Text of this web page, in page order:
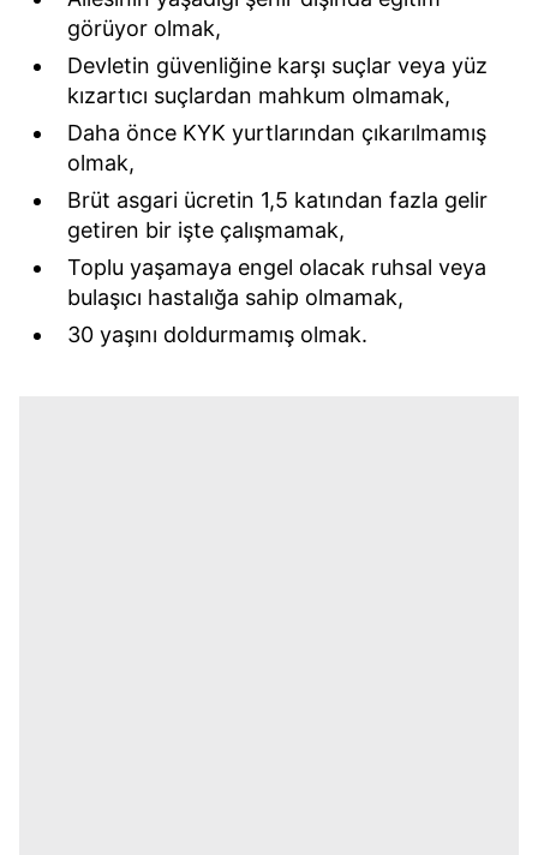
görüyor olmak,
Devletin güvenliğine karşı suçlar veya yüz
kızartıcı suçlardan mahkum olmamak,
Daha önce KYK yurtlarından çıkarılmamış
olmak,
Brüt asgari ücretin 1,5 katından fazla gelir
getiren bir işte çalışmamak,
Toplu yaşamaya engel olacak ruhsal veya
bulaşıcı hastalığa sahip olmamak,
30 yaşını doldurmamış olmak.